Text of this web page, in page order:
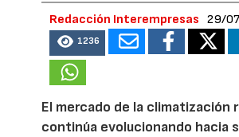
Redacción Interempresas 29/
1236
El mercado de la climatización
continúa evolucionando hacia